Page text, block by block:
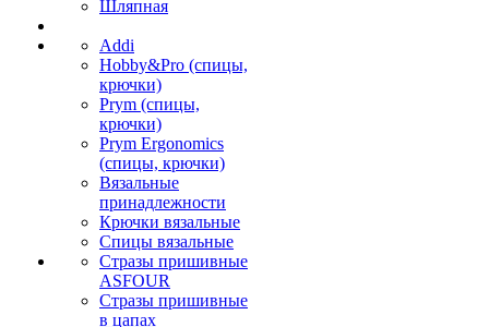
Шляпная
Addi
Hobby&Pro (спицы,
крючки)
Prym (спицы,
крючки)
Prym Ergonomics
(спицы, крючки)
Вязальные
принадлежности
Крючки вязальные
Спицы вязальные
Стразы пришивные
ASFOUR
Стразы пришивные
в цапах